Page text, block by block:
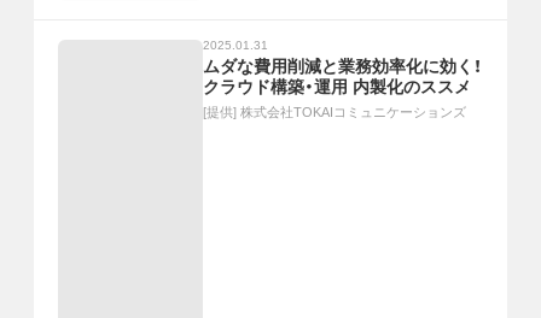
2025.01.31
ムダな費用削減と業務効率化に効く！
クラウド構築・運用 内製化のススメ
[提供] 株式会社TOKAIコミュニケーションズ